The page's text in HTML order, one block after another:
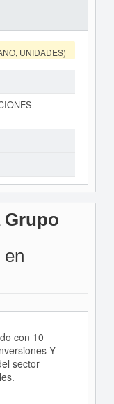
UNIDADES)
Grupo
en
con 10
Y
sector